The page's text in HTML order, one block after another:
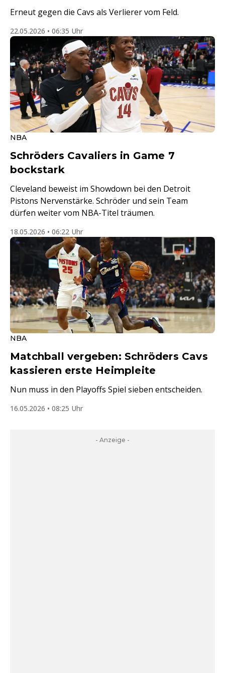
Erneut gegen die Cavs als Verlierer vom Feld.
22.05.2026 • 06:35 Uhr
NBA
Schröders Cavaliers in Game 7
bockstark
Cleveland beweist im Showdown bei den Detroit
Pistons Nervenstärke. Schröder und sein Team
dürfen weiter vom NBA-Titel träumen.
18.05.2026 • 06:22 Uhr
NBA
Matchball vergeben: Schröders Cavs
kassieren erste Heimpleite
Nun muss in den Playoffs Spiel sieben entscheiden.
16.05.2026 • 08:25 Uhr
- Anzeige -